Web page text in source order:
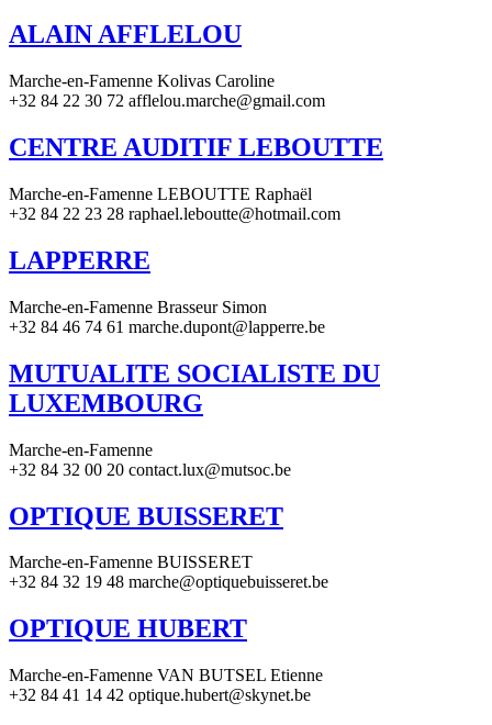
ALAIN AFFLELOU
Marche-en-Famenne Kolivas Caroline
+32 84 22 30 72 afflelou.marche@gmail.com
CENTRE AUDITIF LEBOUTTE
Marche-en-Famenne LEBOUTTE Raphaël
+32 84 22 23 28 raphael.leboutte@hotmail.com
LAPPERRE
Marche-en-Famenne Brasseur Simon
+32 84 46 74 61 marche.dupont@lapperre.be
MUTUALITE SOCIALISTE DU
LUXEMBOURG
Marche-en-Famenne
+32 84 32 00 20 contact.lux@mutsoc.be
OPTIQUE BUISSERET
Marche-en-Famenne BUISSERET
+32 84 32 19 48 marche@optiquebuisseret.be
OPTIQUE HUBERT
Marche-en-Famenne VAN BUTSEL Etienne
+32 84 41 14 42 optique.hubert@skynet.be